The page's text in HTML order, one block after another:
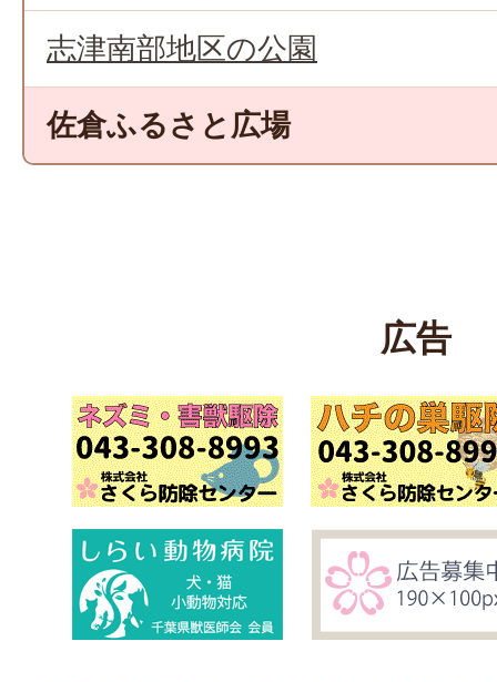
志津南部地区の公園
佐倉ふるさと広場
広告